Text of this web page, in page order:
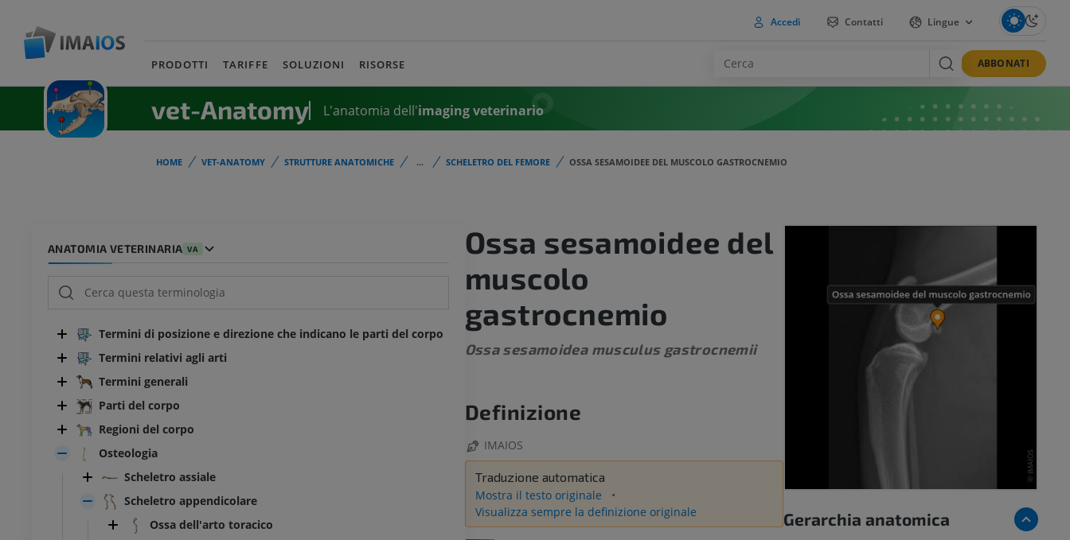
Accedi Contatti Lingue
PRODOTTI TARIFFE SOLUZIONI RISORSE ABBONATI
vet-Anatomy L'anatomia dell'imaging veterinario
HOME VET-ANATOMY STRUTTURE ANATOMICHE ... SCHELETRO DEL FEMORE OSSA SESAMOIDEE DEL MUSCOLO GASTROCNEMIO
ANATOMIA VETERINARIA VA
Termini di posizione e direzione che indicano le parti del corpo
Termini relativi agli arti
Termini generali
Parti del corpo
Regioni del corpo
Osteologia
Scheletro assiale
Scheletro appendicolare
Ossa dell'arto toracico
Ossa sesamoidee del
muscolo
gastrocnemio
Ossa sesamoidea musculus gastrocnemii
Definizione
IMAIOS
Traduzione automatica
Mostra il testo originale
Visualizza sempre la definizione originale
Gerarchia anatomica